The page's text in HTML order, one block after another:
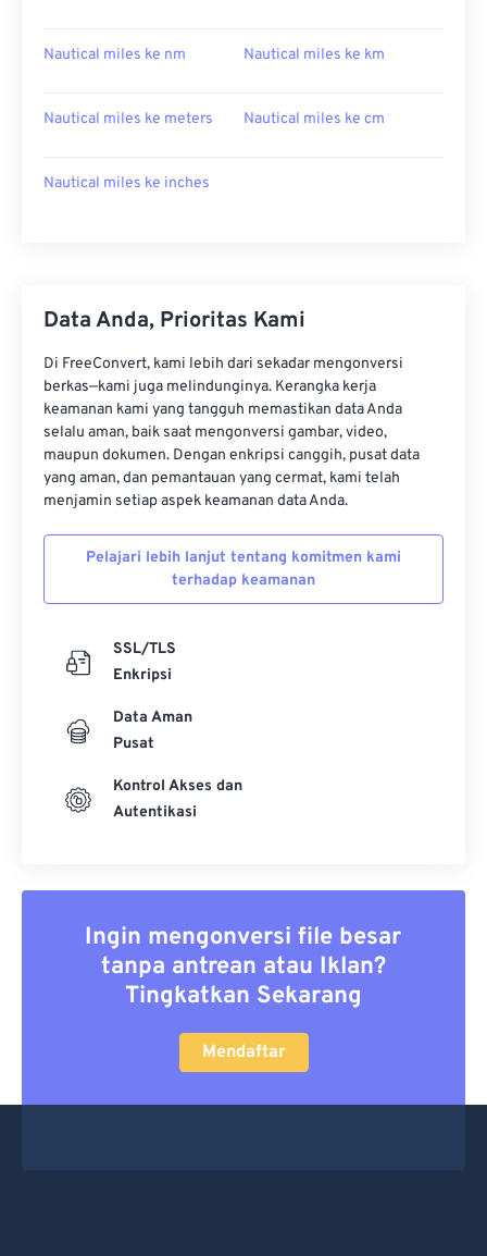
Nautical miles ke nm Nautical miles ke km
Nautical miles ke meters Nautical miles ke cm
Nautical miles ke inches
Data Anda, Prioritas Kami
Di FreeConvert, kami lebih dari sekadar mengonversi
berkas—kami juga melindunginya. Kerangka kerja
keamanan kami yang tangguh memastikan data Anda
selalu aman, baik saat mengonversi gambar, video,
maupun dokumen. Dengan enkripsi canggih, pusat data
yang aman, dan pemantauan yang cermat, kami telah
menjamin setiap aspek keamanan data Anda.
Pelajari lebih lanjut tentang komitmen kami
terhadap keamanan
SSL/TLS
Enkripsi
Data Aman
Pusat
Kontrol Akses dan
Autentikasi
Ingin mengonversi file besar
tanpa antrean atau Iklan?
Tingkatkan Sekarang
Mendaftar